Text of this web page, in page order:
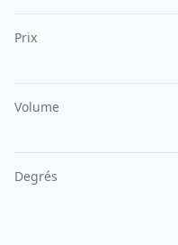
Prix
Volume
Degrés